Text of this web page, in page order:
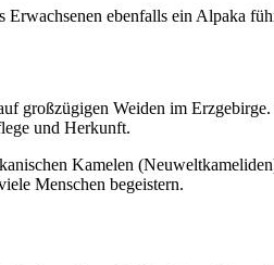
ebenfalls ein Alpaka
großzügigen Weiden im
und Herkunft.
Kamelen
Menschen begeistern.